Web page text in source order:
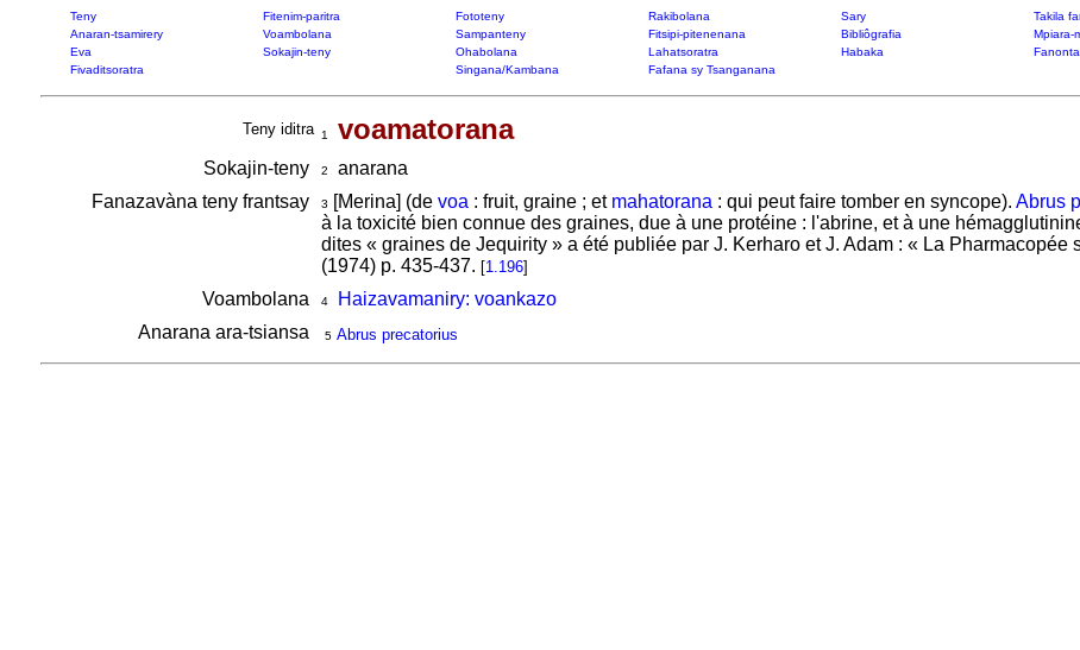
Teny Fitenim-paritra Fototeny Rakibolana Sary
Takila
Anaran-tsamirery
Voambolana Sampanteny Fitsipi-pitenenana Bibliôgrafia
Mpiara-
Eva
Sokajin-teny Ohabolana Lahatsoratra Habaka
Fivaditsoratra
Singana/Kambana Fafana sy Tsanganana
Teny iditra 1 voamatorana
Sokajin-teny 2
anarana
Fanazavàna teny frantsay
3 [Merina] (de voa : fruit, graine ; et mahatorana : qui peut faire tomber en syncope). Abrus
à la toxicité bien connue des graines, due à une protéine : l'abrine, et à une
dites « graines de Jequirity » a été publiée par J. Kerharo et J. Adam : « La
(1974) p. 435-437. [1.196]
Voambolana 4
Haizavamaniry: voankazo
Anarana ara-tsiansa
5 Abrus precatorius